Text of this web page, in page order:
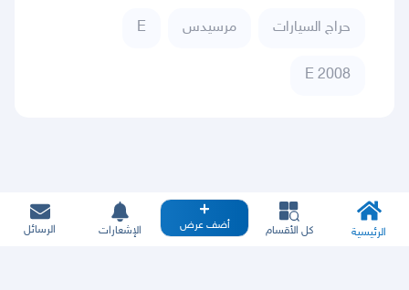
حراج السيارات مرسيدس E
E 2008
الرئيسية كل الأقسام أضف عرض الإشعارات الرسائل